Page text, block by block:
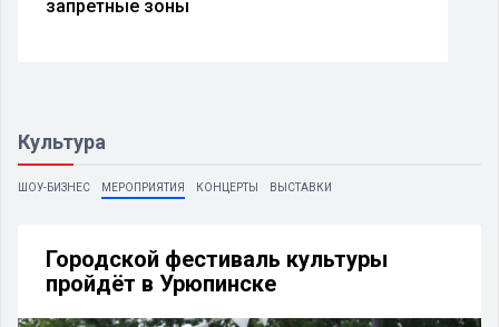
Культура
ШОУ-БИЗНЕС МЕРОПРИЯТИЯ КОНЦЕРТЫ ВЫСТАВКИ
Городской фестиваль культуры
пройдёт в Урюпинске